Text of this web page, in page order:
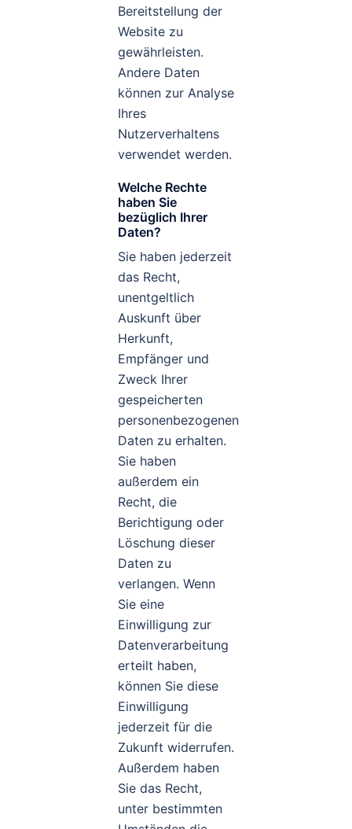
Bereitstellung der
Website zu
gewährleisten.
Andere Daten
können zur Analyse
Ihres
Nutzerverhaltens
verwendet werden.
Welche Rechte
haben Sie
bezüglich Ihrer
Daten?
Sie haben jederzeit
das Recht,
unentgeltlich
Auskunft über
Herkunft,
Empfänger und
Zweck Ihrer
gespeicherten
personenbezogenen
Daten zu erhalten.
Sie haben
außerdem ein
Recht, die
Berichtigung oder
Löschung dieser
Daten zu
verlangen. Wenn
Sie eine
Einwilligung zur
Datenverarbeitung
erteilt haben,
können Sie diese
Einwilligung
jederzeit für die
Zukunft widerrufen.
Außerdem haben
Sie das Recht,
unter bestimmten